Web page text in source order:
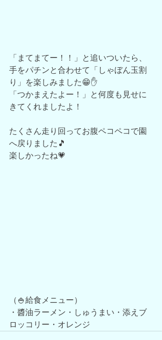
「まてまてー！！」と追いついたら、
手をパチンと合わせて「しゃぼん玉割
り」を楽しみました😁✋
「つかまえたよー！」と何度も見せに
きてくれましたよ！
たくさん走り回ってお腹ペコペコで園
へ戻りました🎵
楽しかったね💗
（🍚給食メニュー）
・醬油ラーメン・しゅうまい・添えブ
ロッコリー・オレンジ